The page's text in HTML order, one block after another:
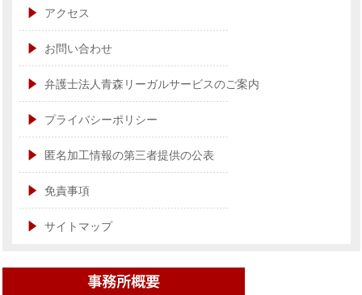
アクセス
お問い合わせ
弁護士法人青森リーガルサービスのご案内
プライバシーポリシー
匿名加工情報の第三者提供の公表
免責事項
サイトマップ